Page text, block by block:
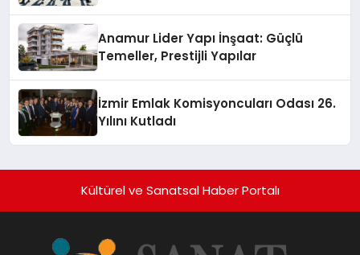
Anamur Lider Yapı İnşaat: Güçlü
Temeller, Prestijli Yapılar
İzmir Emlak Komisyoncuları Odası 26.
Yılını Kutladı
Kültürel ve Sanatsal Haber Portalı